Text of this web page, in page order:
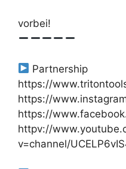
vorbei!
Partnership
https://
https://
https://
httpv://
v=channel/